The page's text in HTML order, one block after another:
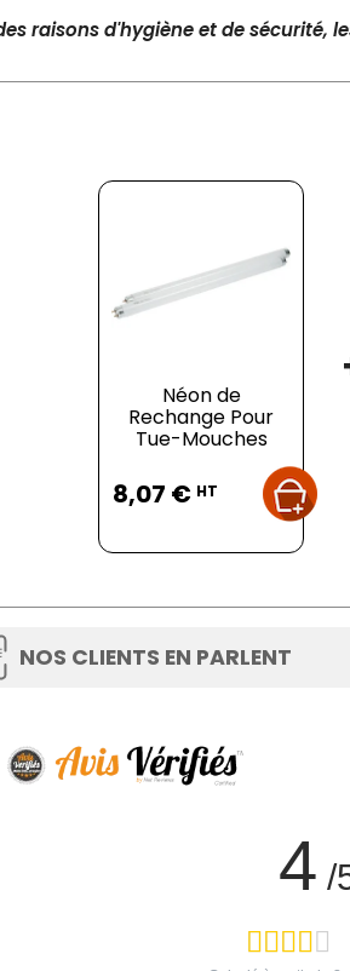
raisons d'hygiène et de sécurité,
Néon de
Rechange Pour
Tue-Mouches
8,07 € HT
NOS CLIENTS EN PARLENT
4 /